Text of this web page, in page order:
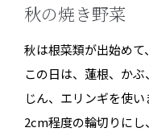
秋の焼き野菜
秋は根菜類が出始めて
この日は、蓮根、か
じん、エリンギを使
2cm程度の輪切りに